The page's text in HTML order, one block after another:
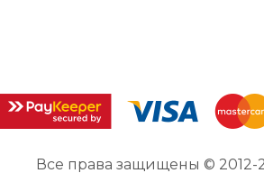
Все права защищены © 2012-